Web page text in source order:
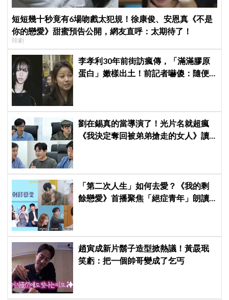
短短幾十秒竟有6場吻戲太犯規！徐康俊、安恩真《不是
你的戀愛》甜蜜預告公開，網友直呼：太期待了！
韓劇
李孝利30年前街訪瘋傳，「滿滿膠原
蛋白」嫩樣出土！前記者嚇傻：隨便
劉在錫真的當導演了！光片名就超瘋
《我決定奪回被弟弟搶走的女人》讀
「第二次人生」如何去愛？《我的剩
餘戀愛》首播聚焦「絕症青年」朗讀
趙寅成新片鬍子造型掀熱議！黃晸珉
笑虧：把一個帥哥變成了乞丐